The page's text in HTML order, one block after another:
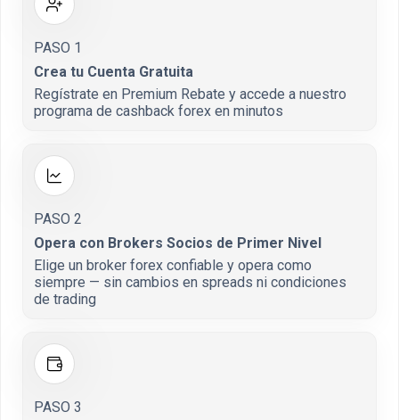
PASO 1
Crea tu Cuenta Gratuita
Regístrate en Premium Rebate y accede a nuestro
programa de cashback forex en minutos
PASO 2
Opera con Brokers Socios de Primer Nivel
Elige un broker forex confiable y opera como
siempre — sin cambios en spreads ni condiciones
de trading
PASO 3